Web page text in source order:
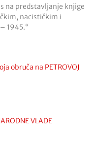
na predstavljanje knjige
nacističkim i
1945.“
obruča na PETROVOJ
VLADE